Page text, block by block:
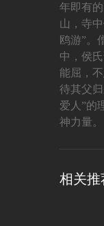
年即有
山，寺
鸥游”。
中，侯
能屈，
待其父
爱人”的
神力量。
相关推